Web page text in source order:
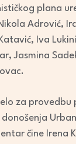
plana
Adrović,
Iva
Jasmina
za provedbu
čine Irena